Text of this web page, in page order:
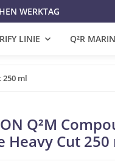
WERKTAG
LINIE Q²R
250 ml
Q²M
Heavy Cut 250